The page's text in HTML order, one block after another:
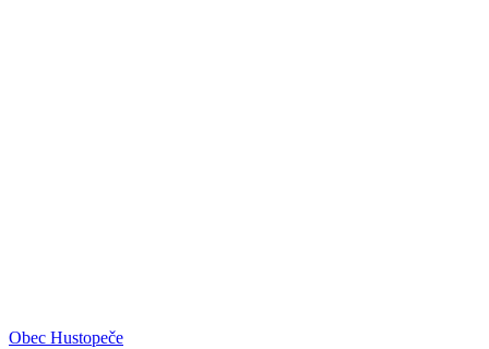
Obec Hustopeče